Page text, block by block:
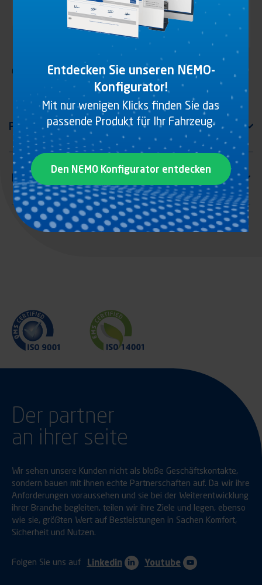
Gegenhalter LH/RH Ø16 ST1
Der partner
an ihrer seite
Wir sehen unsere Kunden nicht als bloße Geschäftskontakte,
sondern bauen mit ihnen echte Partnerschaften auf. Da wir ihre
Anforderungen voraussehen und sie bei der Weiterentwicklung
ihrer Branche begleiten, teilen wir ihre Ziele und legen, ebenso
wie sie, größten Wert auf Bestleistungen in Sachen Komfort,
Sicherheit und Nutzen.
Folgen Sie uns auf Linkedin Youtube
Entdecken Sie unseren NEMO-
Konfigurator!
Mit nur wenigen Klicks finden Sie das
passende Produkt für Ihr Fahrzeug.
Den NEMO Konfigurator entdecken